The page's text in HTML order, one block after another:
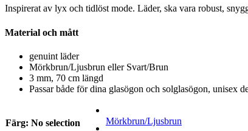
Inspirerat av lyx och tidlöst mode. Läder, ska vara robust,
Material och mått
genuint läder
Mörkbrun/Ljusbrun eller Svart/Brun
3 mm, 70 cm längd
Passar både för dina glasögon och solglasögon, unisex
Färg: No selection
Mörkbrun/Ljusbrun